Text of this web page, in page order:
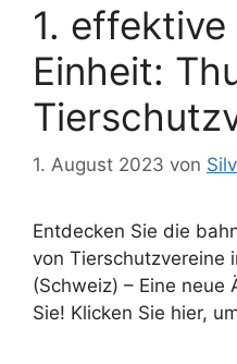
1.
Einheit:
1. August 2023 von
Entdecken Sie die
von Tierschutzvereine
(Schweiz) – Eine
Sie! Klicken Sie hier,